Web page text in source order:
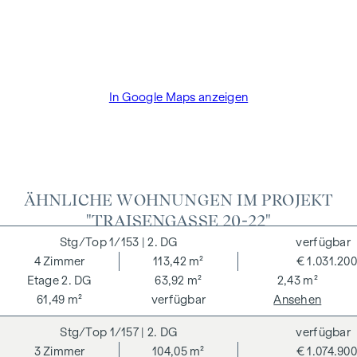
In Google Maps anzeigen
ÄHNLICHE WOHNUNGEN IM PROJEKT
"TRAISENGASSE 20-22"
1/153 | 2. DG
2. DG
4 Zimmer
113,42 m²
63,92 m²
2,43 m²
61,49 m²
€ 1.031.200
verfügbar
verfügbar
Ansehen
1/157
| 2. DG
3 Zimmer 104,05 m² € 1.074.900
verfügbar